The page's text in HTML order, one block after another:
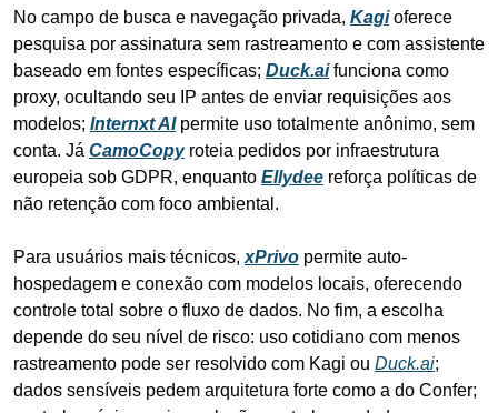
No campo de busca e navegação privada, Kagi oferece
pesquisa por assinatura sem rastreamento e com assistente
baseado em fontes específicas; Duck.ai funciona como
proxy, ocultando seu IP antes de enviar requisições aos
modelos; Internxt AI permite uso totalmente anônimo, sem
conta. Já CamoCopy roteia pedidos por infraestrutura
europeia sob GDPR, enquanto Ellydee reforça políticas de
não retenção com foco ambiental.
Para usuários mais técnicos, xPrivo permite auto-
hospedagem e conexão com modelos locais, oferecendo
controle total sobre o fluxo de dados. No fim, a escolha
depende do seu nível de risco: uso cotidiano com menos
rastreamento pode ser resolvido com Kagi ou Duck.ai;
dados sensíveis pedem arquitetura forte como a do Confer;